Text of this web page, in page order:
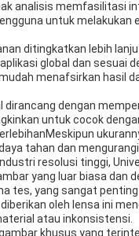
analisis memfasilitasi
untuk
ditingkatkan lebih
global dan sesuai
menafsirkan hasil
dirancang dengan
untuk cocok
tahan dan
resolusi tinggi,
yang luar biasa dan
tes, yang sangat
oleh lensa ini
atau inkonsistensi.
khusus yang